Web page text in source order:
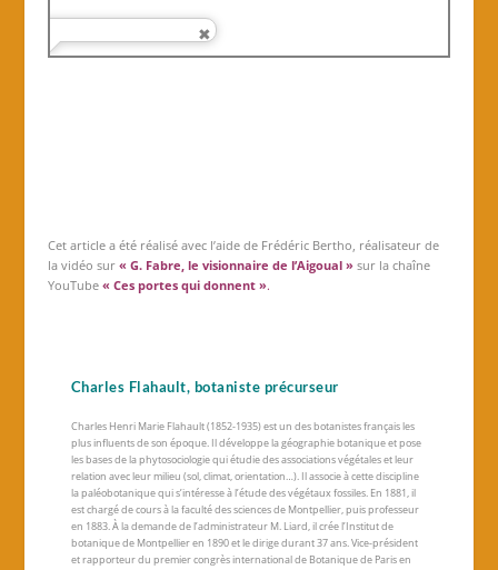
Cet article a été réalisé avec l’aide de Frédéric Bertho, réalisateur de
la vidéo sur « G. Fabre, le visionnaire de l’Aigoual »sur la chaîne
YouTube « Ces portes qui donnent ».
Charles Flahault, botaniste précurseur
Charles Henri Marie Flahault (1852-1935) est un des botanistes français les
plus influents de son époque. Il développe la géographie botanique et pose
les bases de la phytosociologie qui étudie des associations végétales et leur
relation avec leur milieu (sol, climat, orientation…). Il associe à cette discipline
la paléobotanique qui s’intéresse à l’étude des végétaux fossiles. En 1881, il
est chargé de cours à la faculté des sciences de Montpellier, puis professeur
en 1883. À la demande de l’administrateur M. Liard, il crée l’Institut de
botanique de Montpellier en 1890 et le dirige durant 37 ans. Vice-président
et rapporteur du premier congrès international de Botanique de Paris en